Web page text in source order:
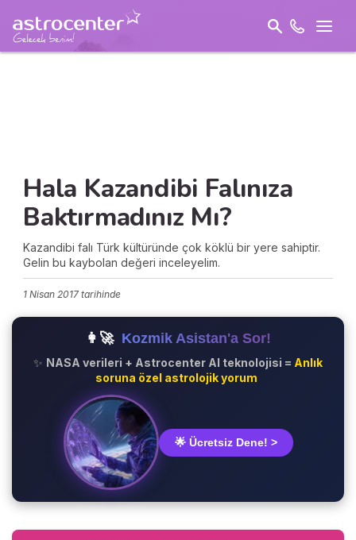
Hala Kazandibi Falınıza
Baktırmadınız Mı?
Kazandibi falı Türk kültüründe çok köklü bir yere sahiptir.
Gelin bu kaybolan değeri inceleyelim.
1 Nisan 2017 tarihinde
👩‍🚀 Kozmik Asistan'a Sor!
✨ NASA verileri + Astrocenter AI teknolojisi = Anlık
soruna özel astrolojik yorum
🌟 Ücretsiz Dene! >